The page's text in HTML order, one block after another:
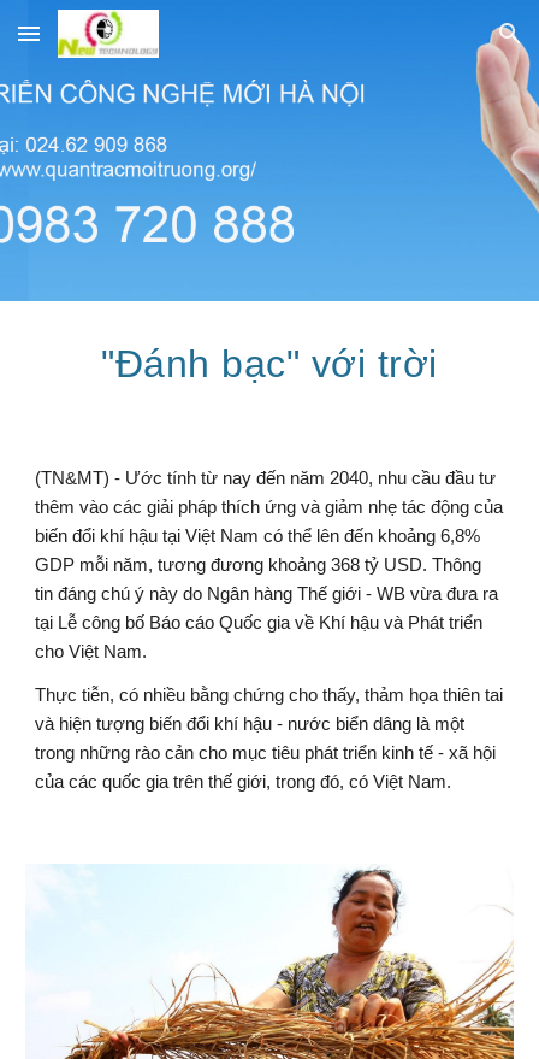
Skip to main content Skip to navigation
"Đánh bạc" với trời
(TN&MT) - Ước tính từ nay đến năm 2040, nhu cầu đầu tư
thêm vào các giải pháp thích ứng và giảm nhẹ tác động của
biến đổi khí hậu tại Việt Nam có thể lên đến khoảng 6,8%
GDP mỗi năm, tương đương khoảng 368 tỷ USD. Thông
tin đáng chú ý này do Ngân hàng Thế giới - WB vừa đưa ra
tại Lễ công bố Báo cáo Quốc gia về Khí hậu và Phát triển
cho Việt Nam.
Thực tiễn, có nhiều bằng chứng cho thấy, thảm họa thiên tai
và hiện tượng biến đổi khí hậu - nước biển dâng là một
trong những rào cản cho mục tiêu phát triển kinh tế - xã hội
của các quốc gia trên thế giới, trong đó, có Việt Nam.